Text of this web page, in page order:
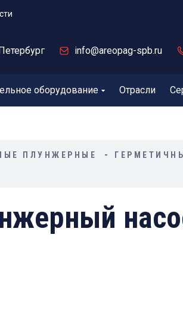
info@areopag-spb.ru
оборудование Отрасли
ПЛУНЖЕРНЫЕ